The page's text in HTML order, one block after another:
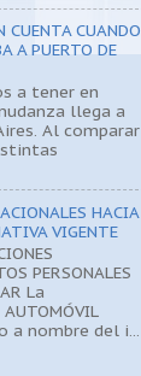
CUENTA CUANDO
A PUERTO DE
a tener en
llega a
Al comparar
HACIA
VIGENTE
PERSONALES
La
a nombre del i...